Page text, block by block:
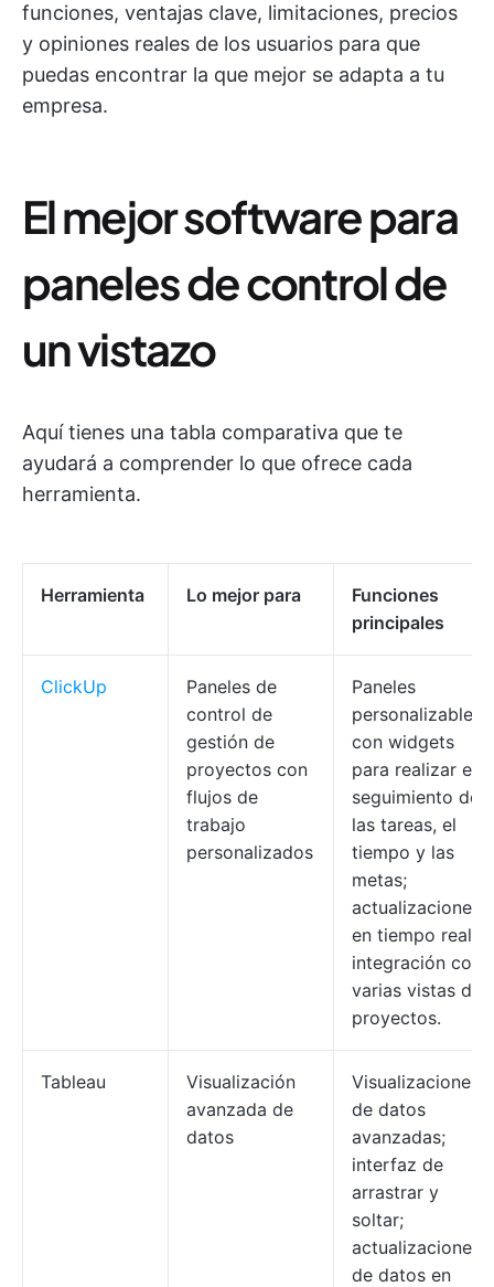
funciones, ventajas clave, limitaciones, precios
y opiniones reales de los usuarios para que
puedas encontrar la que mejor se adapta a tu
empresa.
El mejor software para
paneles de control de
un vistazo
Aquí tienes una tabla comparativa que te
ayudará a comprender lo que ofrece cada
herramienta.
Herramienta Lo mejor para
Funciones
principales
ClickUp
Paneles de
control de
gestión de
proyectos con
flujos de
trabajo
personalizados
Paneles
personalizables
con widgets
para realizar el
seguimiento de
las tareas, el
tiempo y las
metas;
actualizaciones
en tiempo real;
integración con
varias vistas de
proyectos.
Tableau
Visualización
avanzada de
datos
Visualizaciones
de datos
avanzadas;
interfaz de
arrastrar y
soltar;
actualizaciones
de datos en